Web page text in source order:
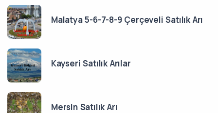
Malatya 5-6-7-8-9 Çerçeveli Satılık Arı
Kayseri Satılık Arılar
Mersin Satılık Arı